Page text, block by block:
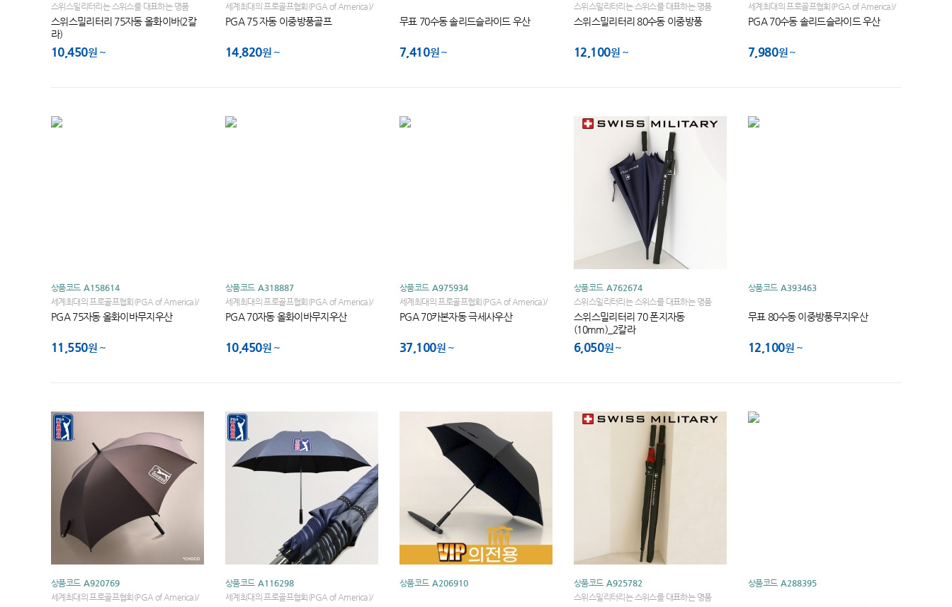
스위스밀리터리는 스위스를 대표하는 명품
BOGLIE 가의 세계적인 브랜드입니다
스위스밀리터리 75자동 올화이바(2칼
라)
10,450원
세계최대의 프로골프협회(PGA of America)/
세계골프대회 브랜드 PGA TOUR
PGA 75 자동 이중방풍골프
14,820원
무표 70수동 솔리드슬라이드 우산
7,410원
스위스밀리터리는 스위스를 대표하는 명품
BOGLIE 가의 세계적인 브랜드입니다
스위스밀리터리 80수동 이중방풍
12,100원
세계최대의 프로골프협회(PGA of America)/
세계골프대회 브랜드 PGA TOUR
PGA 70수동 솔리드슬라이드 우산
7,980원
상품코드 A158614
세계최대의 프로골프협회(PGA of America)/
세계골프대회 브랜드 PGA TOUR
PGA 75자동 올화이바무지우산
11,550원
상품코드 A318887
세계최대의 프로골프협회(PGA of America)/
세계골프대회 브랜드 PGA TOUR
PGA 70자동 올화이바무지우산
10,450원
상품코드 A975934
세계최대의 프로골프협회(PGA of America)/
세계골프대회 브랜드 PGA TOUR
PGA 70카본자동 극세사우산
37,100원
상품코드 A762674
스위스밀리터리는 스위스를 대표하는 명품
BOGLIE 가의 세계적인 브랜드입니다
스위스밀리터리 70 폰지자동
(10mm)_2칼라
6,050원
상품코드 A393463
무표 80수동 이중방풍무지우산
12,100원
상품코드 A920769
세계최대의 프로골프협회(PGA of America)/
상품코드 A116298
세계최대의 프로골프협회(PGA of America)/
상품코드 A206910 상품코드 A925782
스위스밀리터리는 스위스를 대표하는 명품
상품코드 A288395